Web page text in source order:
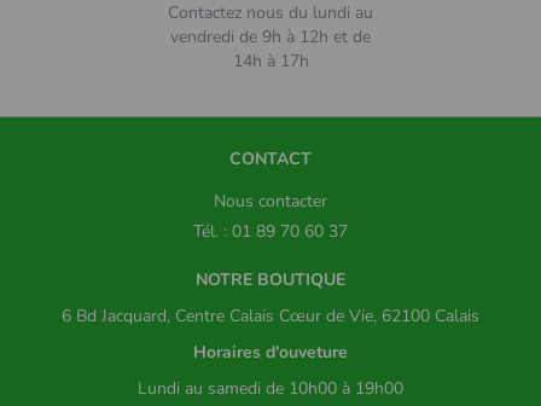
Contactez nous du lundi au
vendredi de 9h à 12h et de
14h à 17h
CONTACT
Nous contacter
Tél. : 01 89 70 60 37
NOTRE BOUTIQUE
6 Bd Jacquard, Centre Calais Cœur de Vie, 62100 Calais
Horaires d'ouveture
Lundi au samedi de 10h00 à 19h00